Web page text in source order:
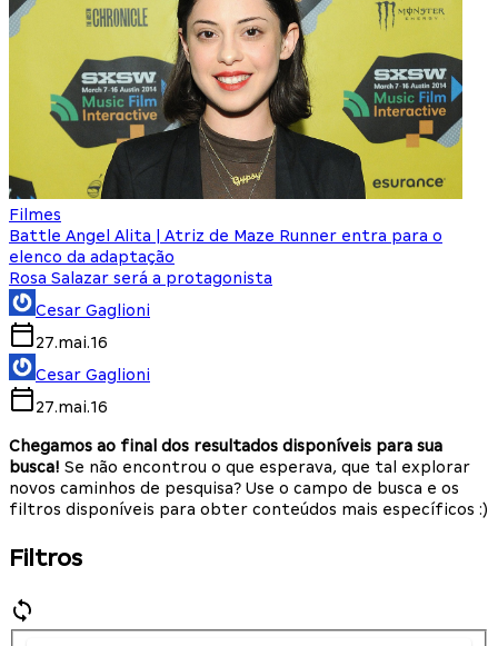
Filmes
Battle Angel Alita | Atriz de Maze Runner entra para o
elenco da adaptação
Rosa Salazar será a protagonista
Cesar Gaglioni
27.mai.16
Cesar Gaglioni
27.mai.16
Chegamos ao final dos resultados disponíveis para sua
busca! Se não encontrou o que esperava, que tal explorar
novos caminhos de pesquisa? Use o campo de busca e os
filtros disponíveis para obter conteúdos mais específicos :)
Filtros